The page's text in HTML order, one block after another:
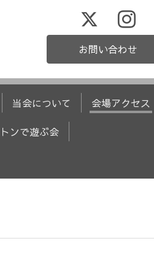
お問い合わせ
当会について 会場アクセス
ンで遊ぶ会